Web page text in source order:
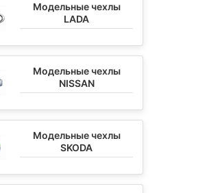
Модельные чехлы
LADA
Модельные чехлы
NISSAN
Модельные чехлы
SKODA